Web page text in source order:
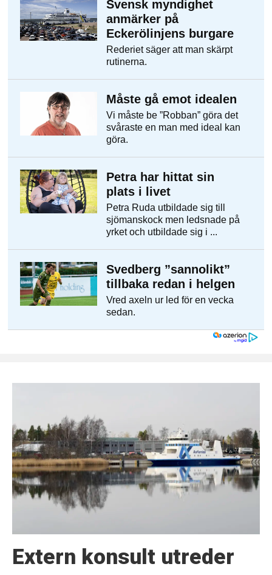
Extern konsult utreder